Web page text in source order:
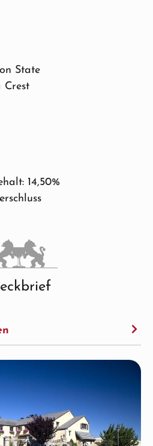
State
Crest
14,50%